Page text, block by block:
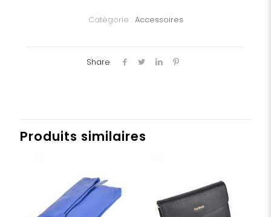
Catégorie : Accessoires
Share
Produits similaires